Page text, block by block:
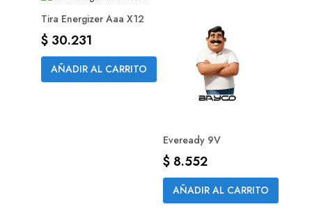
Tira Energizer Aaa X12
Precio
$ 30.231
AÑADIR AL CARRITO
Eveready 9V
Precio
$ 8.552
AÑADIR AL CARRITO